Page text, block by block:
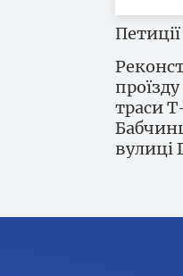
Петиції
траси
вулиці